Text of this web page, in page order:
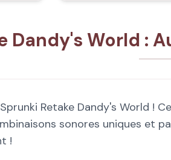
Dandy's World :
Retake Dandy's World !
sonores uniques et
!